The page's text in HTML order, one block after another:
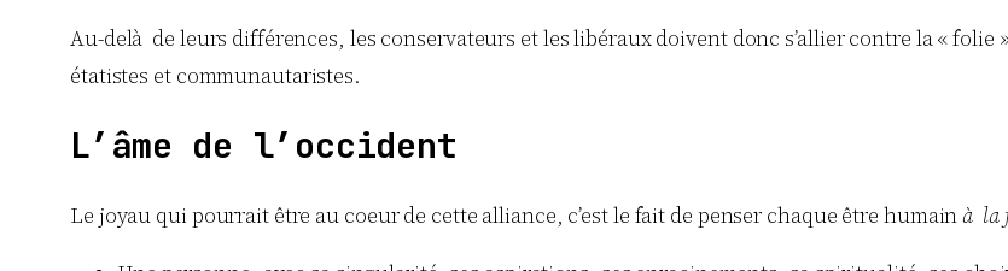
Au-delà de leurs différences, les conservateurs et les libéraux doivent donc s’allier contre la « folie
étatistes et communautaristes.
L’âme de l’occident
Le joyau qui pourrait être au coeur de cette alliance, c’est le fait de penser chaque être humainà la